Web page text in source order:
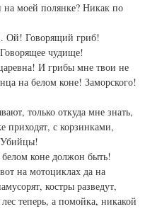
моей полянке? Никак по
Ой! Говорящий гриб!
чудище!
И грибы мне твои не
на белом коне! Заморского!
только откуда мне знать,
приходят, с корзинками,
Убийцы!
коне должон быть!
на мотоциклах да на
костры разведут,
теперь, а помойка, никакой